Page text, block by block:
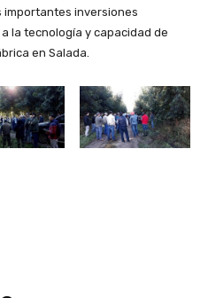
importantes inversiones
la tecnología y capacidad de
en Salada.